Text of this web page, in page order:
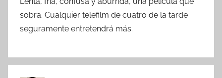
sobra. Cualquier telefilm de cuatro de la tarde
seguramente entretendrá más.